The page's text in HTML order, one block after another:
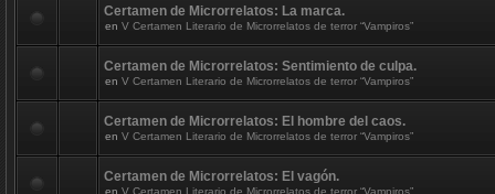
Certamen de Microrrelatos: La marca.
en V Certamen Literario de Microrrelatos de terror “Vampiros”
Certamen de Microrrelatos: Sentimiento de culpa.
en V Certamen Literario de Microrrelatos de terror “Vampiros”
Certamen de Microrrelatos: El hombre del caos.
en V Certamen Literario de Microrrelatos de terror “Vampiros”
Certamen de Microrrelatos: El vagón.
en V Certamen Literario de Microrrelatos de terror “Vampiros”